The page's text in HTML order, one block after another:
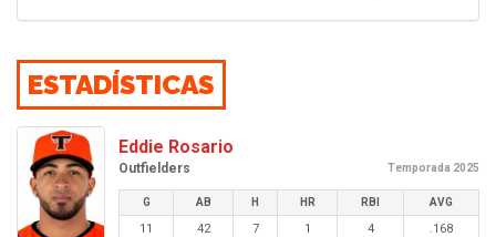
ESTADÍSTICAS
Eddie Rosario
Outfielders Temporada 2025
G AB H HR RBI AVG
11 42 7 1 4 .168